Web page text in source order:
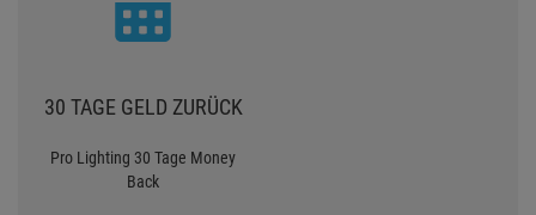
30 TAGE GELD ZURÜCK
Pro Lighting 30 Tage Money
Back